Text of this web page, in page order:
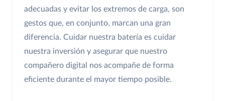
adecuadas y evitar los extremos de carga, son
gestos que, en conjunto, marcan una gran
diferencia. Cuidar nuestra batería es cuidar
nuestra inversión y asegurar que nuestro
compañero digital nos acompañe de forma
eficiente durante el mayor tiempo posible.